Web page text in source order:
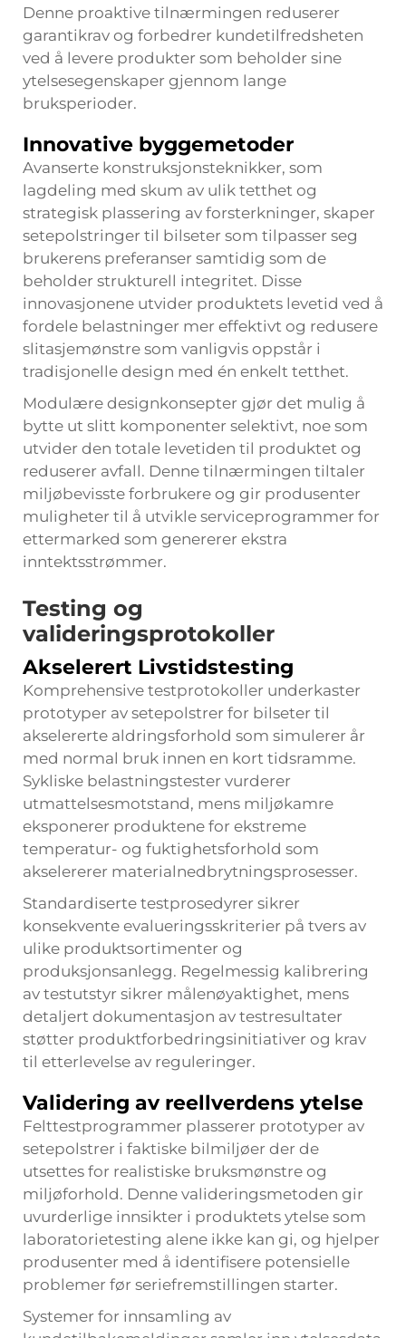
Denne proaktive tilnærmingen reduserer
garantikrav og forbedrer kundetilfredsheten
ved å levere produkter som beholder sine
ytelsesegenskaper gjennom lange
bruksperioder.
Innovative byggemetoder
Avanserte konstruksjonsteknikker, som
lagdeling med skum av ulik tetthet og
strategisk plassering av forsterkninger, skaper
setepolstringer til bilseter som tilpasser seg
brukerens preferanser samtidig som de
beholder strukturell integritet. Disse
innovasjonene utvider produktets levetid ved å
fordele belastninger mer effektivt og redusere
slitasjemønstre som vanligvis oppstår i
tradisjonelle design med én enkelt tetthet.
Modulære designkonsepter gjør det mulig å
bytte ut slitt komponenter selektivt, noe som
utvider den totale levetiden til produktet og
reduserer avfall. Denne tilnærmingen tiltaler
miljøbevisste forbrukere og gir produsenter
muligheter til å utvikle serviceprogrammer for
ettermarked som genererer ekstra
inntektsstrømmer.
Testing og
valideringsprotokoller
Akselerert Livstidstesting
Komprehensive testprotokoller underkaster
prototyper av setepolstrer for bilseter til
akselererte aldringsforhold som simulerer år
med normal bruk innen en kort tidsramme.
Sykliske belastningstester vurderer
utmattelsesmotstand, mens miljøkamre
eksponerer produktene for ekstreme
temperatur- og fuktighetsforhold som
akselererer materialnedbrytningsprosesser.
Standardiserte testprosedyrer sikrer
konsekvente evalueringsskriterier på tvers av
ulike produktsortimenter og
produksjonsanlegg. Regelmessig kalibrering
av testutstyr sikrer målenøyaktighet, mens
detaljert dokumentasjon av testresultater
støtter produktforbedringsinitiativer og krav
til etterlevelse av reguleringer.
Validering av reellverdens ytelse
Felttestprogrammer plasserer prototyper av
setepolstrer i faktiske bilmiljøer der de
utsettes for realistiske bruksmønstre og
miljøforhold. Denne valideringsmetoden gir
uvurderlige innsikter i produktets ytelse som
laboratorietesting alene ikke kan gi, og hjelper
produsenter med å identifisere potensielle
problemer før seriefremstillingen starter.
Systemer for innsamling av